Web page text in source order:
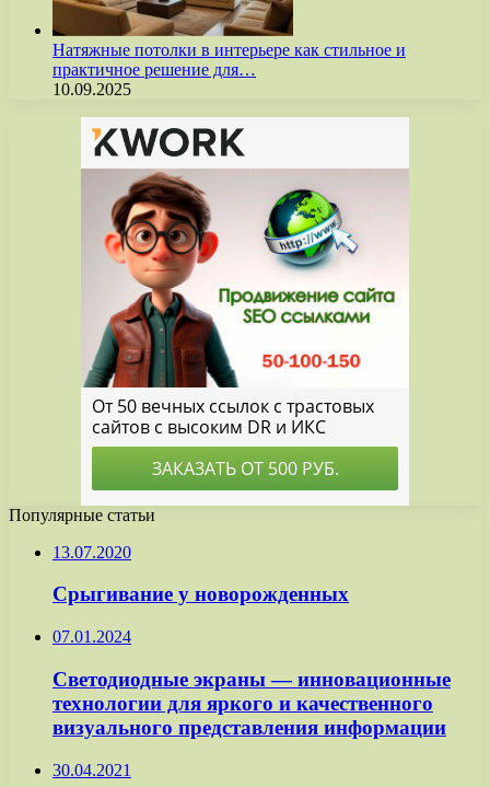
Натяжные потолки в интерьере как стильное и
практичное решение для…
10.09.2025
Популярные статьи
13.07.2020
Срыгивание у новорожденных
07.01.2024
Светодиодные экраны — инновационные
технологии для яркого и качественного
визуального представления информации
30.04.2021